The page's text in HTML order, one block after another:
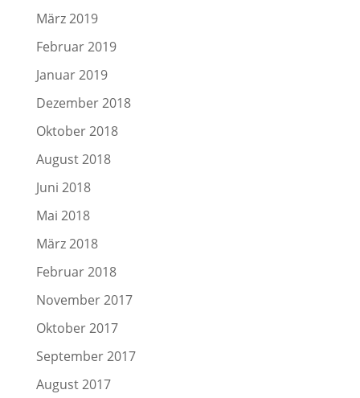
März 2019
Februar 2019
Januar 2019
Dezember 2018
Oktober 2018
August 2018
Juni 2018
Mai 2018
März 2018
Februar 2018
November 2017
Oktober 2017
September 2017
August 2017